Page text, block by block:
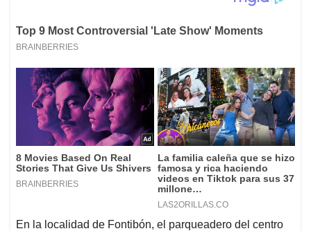
En la localidad de Fontibón, el parqueadero del centro